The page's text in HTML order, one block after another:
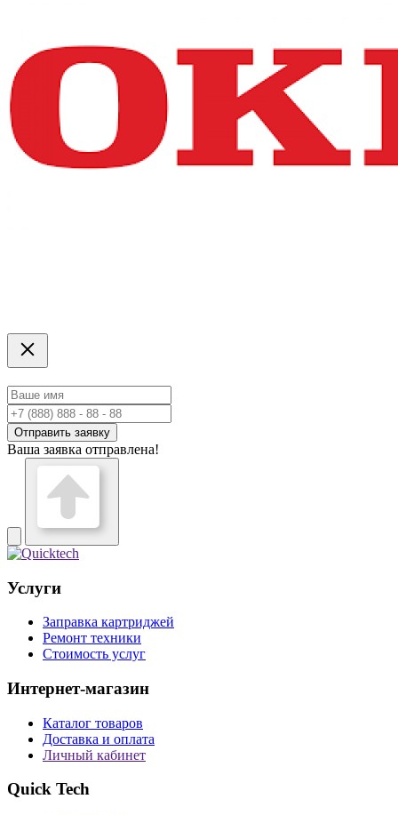
Отправить заявку
Ваша заявка отправлена!
Услуги
Заправка картриджей
Ремонт техники
Стоимость услуг
Интернет-магазин
Каталог товаров
Доставка и оплата
Личный кабинет
Quick Tech